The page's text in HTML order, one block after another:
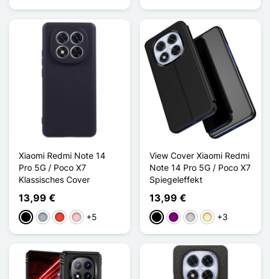
Xiaomi Redmi Note 14
Pro 5G / Poco X7
Klassisches Cover
13,99 €
Schwarz
GrauRot Pink+5
View Cover Xiaomi Redmi
Note 14 Pro 5G / Poco X7
Spiegeleffekt
13,99 €
Schwarz
ViolettSilberGolden
+3